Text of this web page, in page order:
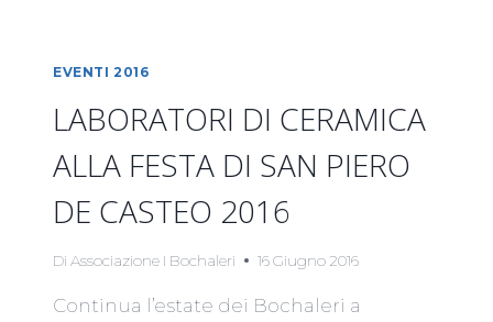
EVENTI 2016
LABORATORI DI CERAMICA
ALLA FESTA DI SAN PIERO
DE CASTEO 2016
Di Associazione I Bochaleri 16 Giugno 2016
Continua l’estate dei Bochaleri a